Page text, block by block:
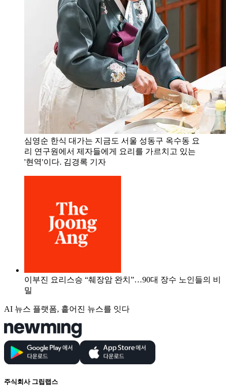
심영순 한식 대가는 지금도 서울 성동구 옥수동 요
리 연구원에서 제자들에게 요리를 가르치고 있는
'현역'이다. 김경록 기자
이부진 요리스승 “췌장암 완치”…90대 장수 노인들의 비
밀
AI 뉴스 플랫폼, 흩어진 뉴스를 잇다
주식회사 그립랩스